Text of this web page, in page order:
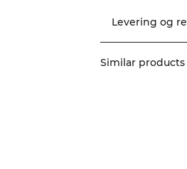
Levering og
Similar products